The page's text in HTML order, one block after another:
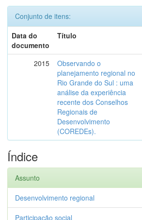
Conjunto de itens:
Data do
documento
Título
2015
Observando o
planejamento regional no
Rio Grande do Sul : uma
análise da experiência
recente dos Conselhos
Regionais de
Desenvolvimento
(COREDEs).
Índice
Assunto
Desenvolvimento regional
Participação social